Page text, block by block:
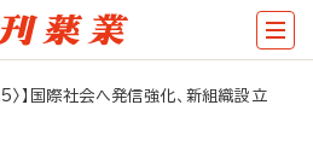
〉】国際社会へ発信強化、新組織設立